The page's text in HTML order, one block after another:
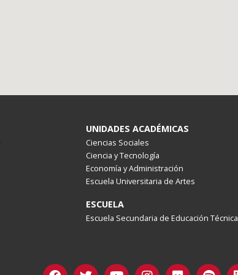
UNIDADES ACADÉMICAS
Ciencias Sociales
Ciencia y Tecnología
Economía y Administración
Escuela Universitaria de Artes
ESCUELA
Escuela Secundaria de Educación Técnica